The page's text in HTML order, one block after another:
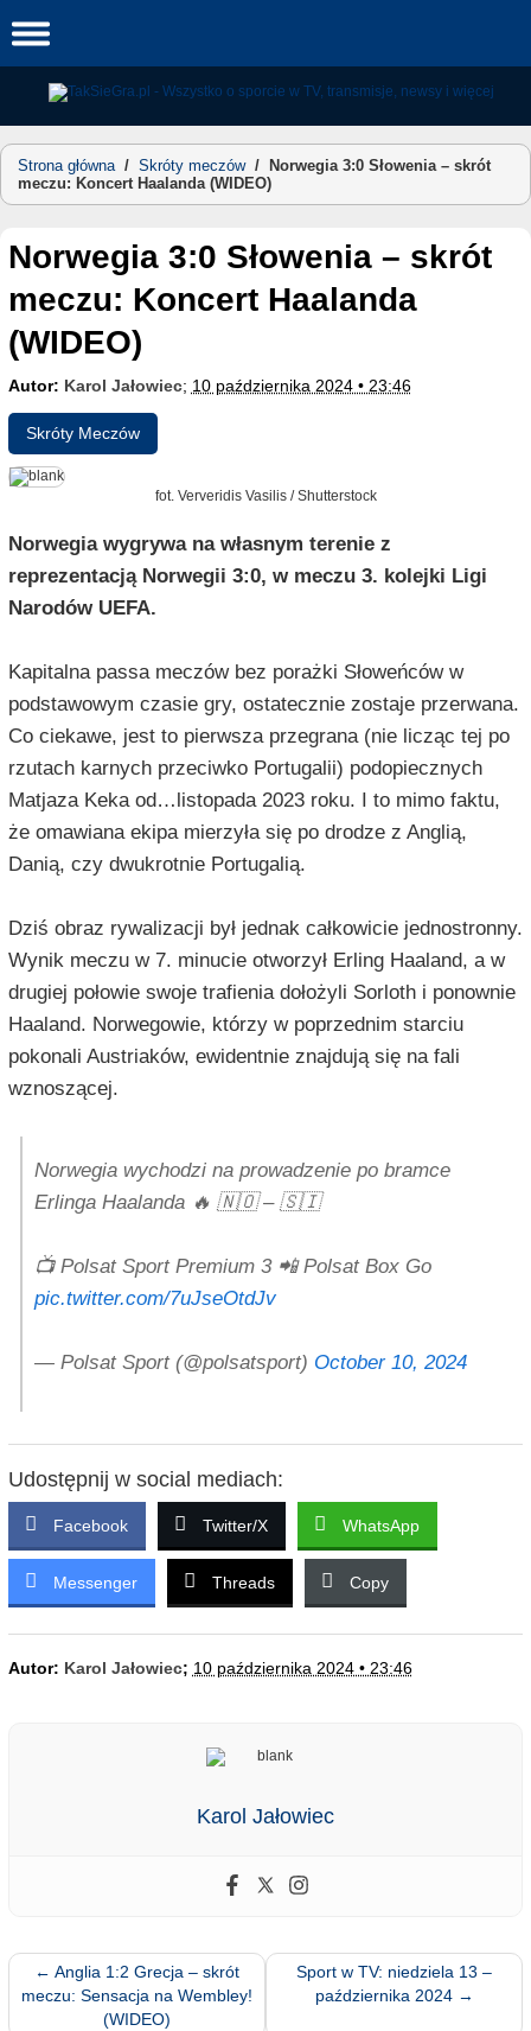
to
Strona główna/ Skróty meczów/
Norwegia 3:0 Słowenia – skrót
meczu: Koncert Haalanda (WIDEO)
Norwegia 3:0 Słowenia – skrót
meczu: Koncert Haalanda
(WIDEO)
Autor: Karol Jałowiec; 10 października 2024 • 23:46
Skróty Meczów
fot. Ververidis Vasilis / Shutterstock
Norwegia wygrywa na własnym terenie z
reprezentacją Norwegii 3:0, w meczu 3. kolejki Ligi
Narodów UEFA.
Kapitalna passa meczów bez porażki Słoweńców w
podstawowym czasie gry, ostatecznie zostaje przerwana.
Co ciekawe, jest to pierwsza przegrana (nie licząc tej po
rzutach karnych przeciwko Portugalii) podopiecznych
Matjaza Keka od…listopada 2023 roku. I to mimo faktu,
że omawiana ekipa mierzyła się po drodze z Anglią,
Danią, czy dwukrotnie Portugalią.
Dziś obraz rywalizacji był jednak całkowicie jednostronny.
Wynik meczu w 7. minucie otworzył Erling Haaland, a w
drugiej połowie swoje trafienia dołożyli Sorloth i ponownie
Haaland. Norwegowie, którzy w poprzednim starciu
pokonali Austriaków, ewidentnie znajdują się na fali
wznoszącej.
Norwegia wychodzi na prowadzenie po bramce
Erlinga Haalanda 🔥 🇳🇴 – 🇸🇮
📺 Polsat Sport Premium 3 📲 Polsat Box Go
pic.twitter.com/7uJseOtdJv
— Polsat Sport (@polsatsport) October 10, 2024
Udostępnij w social mediach:
Facebook Twitter/X WhatsApp
Messenger Threads Copy
Autor: Karol Jałowiec; 10 października 2024 • 23:46
Karol Jałowiec
← Anglia 1:2 Grecja – skrót
meczu: Sensacja na Wembley!
(WIDEO)
Sport w TV: niedziela 13 –
października 2024 →